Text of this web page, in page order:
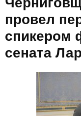
провел
спикером
сената